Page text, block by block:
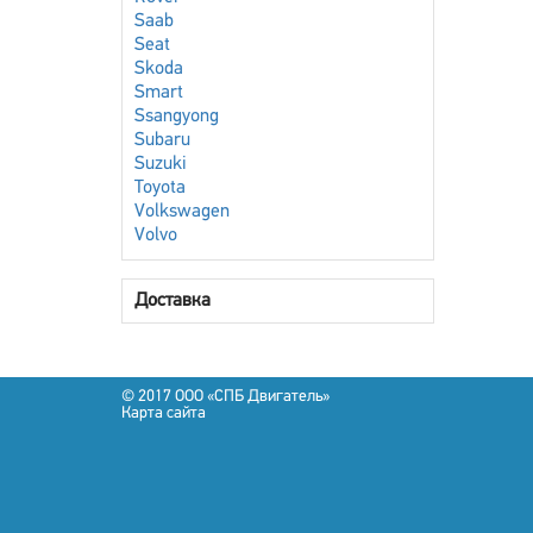
Saab
Seat
Skoda
Smart
Ssangyong
Subaru
Suzuki
Toyota
Volkswagen
Volvo
Доставка
© 2017 OOO «СПБ Двигатель»
Карта сайта